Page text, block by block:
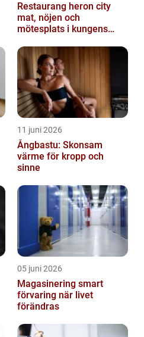
Restaurang heron city
mat, nöjen och
mötesplats i kungens
11 juni 2026
Ångbastu: Skonsam
värme för kropp och
sinne
05 juni 2026
Magasinering smart
förvaring när livet
förändras